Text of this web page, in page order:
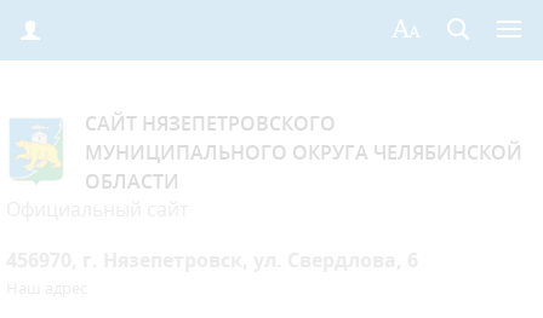
САЙТ НЯЗЕПЕТРОВСКОГО
МУНИЦИПАЛЬНОГО ОКРУГА ЧЕЛЯБИНСКОЙ
ОБЛАСТИ